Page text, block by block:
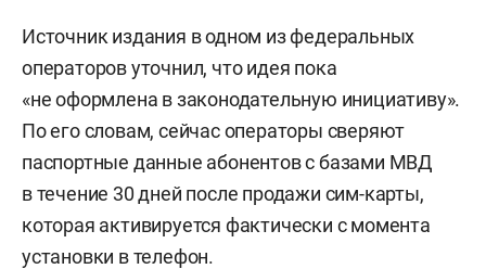
Источник издания в одном из федеральных
операторов уточнил, что идея пока
«не оформлена в законодательную инициативу».
По его словам, сейчас операторы сверяют
паспортные данные абонентов с базами МВД
в течение 30 дней после продажи сим-карты,
которая активируется фактически с момента
установки в телефон.